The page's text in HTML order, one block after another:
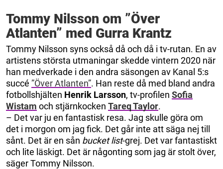
Tommy Nilsson om ”Över
Atlanten” med Gurra Krantz
Tommy Nilsson syns också då och då i tv-rutan. En av
artistens största utmaningar skedde vintern 2020 när
han medverkade i den andra säsongen av Kanal 5:s
succé ”Över Atlanten”. Han reste då med bland andra
fotbollshjälten Henrik Larsson, tv-profilen Sofia
Wistam och stjärnkocken Tareq Taylor.
– Det var ju en fantastisk resa. Jag skulle göra om
det i morgon om jag fick. Det går inte att säga nej till
sånt. Det är en sån bucket list-grej. Det var fantastiskt
och lite läskigt. Det är någonting som jag är stolt över,
säger Tommy Nilsson.